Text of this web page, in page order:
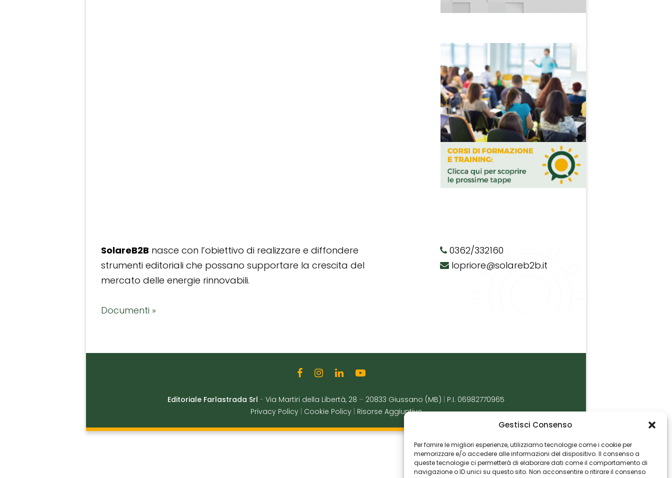
Gestisci Consenso
Per fornire le migliori esperienze, utilizziamo tecnologie come i cookie per
memorizzare e/o accedere alle informazioni del dispositivo. Il consenso a
queste tecnologie ci permetterà di elaborare dati come il comportamento di
navigazione o ID unici su questo sito. Non acconsentire o ritirare il consenso
SolareB2B nasce con l’obiettivo di realizzare e diffondere
strumenti editoriali che possano supportare la crescita del
mercato delle energie rinnovabili.
Documenti »
0362/332160
lopriore@solareb2b.it
Editoriale Farlastrada Srl - Via Martiri della Libertà, 28 – 20833 Giussano (MB)
P.I. 06982770965
Privacy Policy
Cookie Policy Risorse Aggiuntive